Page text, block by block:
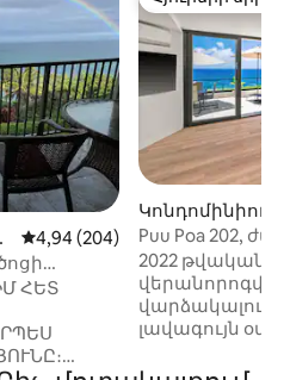
տները
Միջին վարկանիշը՝ 5-ից
4,94 (204)
ՀԵՏ
Հյուրերի
Կոնդոմինիում
լ-ում
Puu Poa 202,
օվկիանոսի
2022
լավագույն
է ։ Այս երկու